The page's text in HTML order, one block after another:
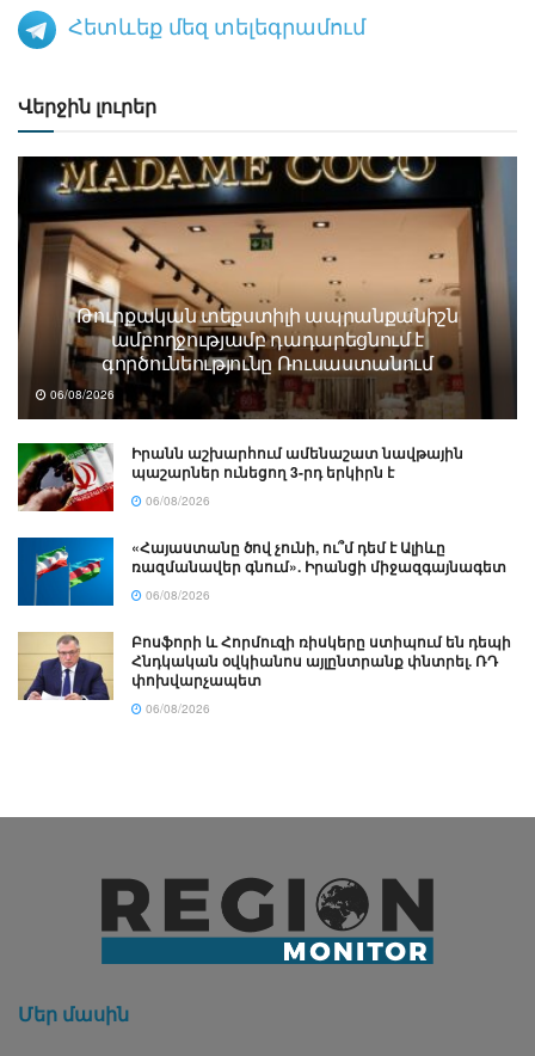
Հետևեք մեզ տելեգրամում
Վերջին լուրեր
Թուրքական տեքստիլի ապրանքանիշն
ամբողջությամբ դադարեցնում է
գործունեությունը Ռուսաստանում
06/08/2026
Իրանն աշխարհում ամենաշատ նավթային
պաշարներ ունեցող 3-րդ երկիրն է
06/08/2026
«Հայաստանը ծով չունի, ու՞մ դեմ է Ալիևը
ռազմանավեր գնում». Իրանցի միջազգայնագետ
06/08/2026
Բոսֆորի և Հորմուզի ռիսկերը ստիպում են դեպի
Հնդկական օվկիանոս այլընտրանք փնտրել. ՌԴ
փոխվարչապետ
06/08/2026
Մեր մասին